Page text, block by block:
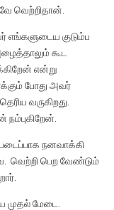
வெற்றிதான்.
எங்களுடைய குடும்ப
கூட
என்று
போது அவர்
வருகிறது.
நம்புகிறேன்.
நனவாக்கி
வெற்றி பெற வேண்டும்
முதல் மேடை.